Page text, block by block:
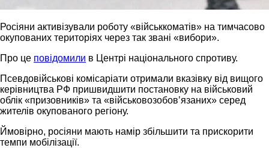
Росіяни активізували роботу «військкоматів» на тимчасово
окупованих територіях через так звані «вибори».
Про це повідомили в Центрі національного спротиву.
Псевдовійськові комісаріати отримали вказівку від вищого
керівництва РФ пришвидшити постановку на військовий
облік «призовників» та «військовозобовʼязаних» серед
жителів окупованого регіону.
Ймовірно, росіяни мають намір збільшити та прискорити
темпи мобілізації.